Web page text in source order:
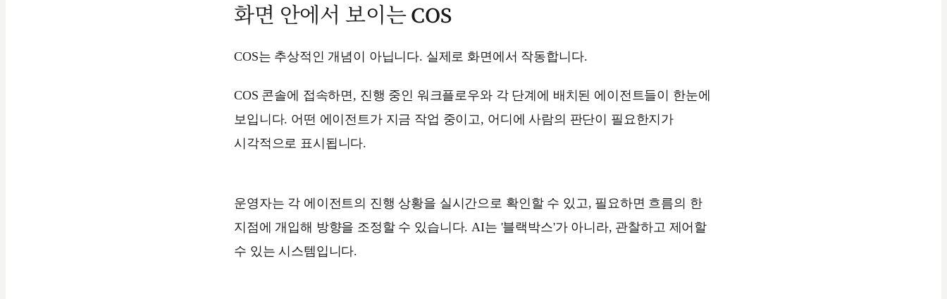
화면 안에서 보이는 COS
COS는 추상적인 개념이 아닙니다. 실제로 화면에서 작동합니다.
COS 콘솔에 접속하면, 진행 중인 워크플로우와 각 단계에 배치된 에이전트들이 한눈에
보입니다. 어떤 에이전트가 지금 작업 중이고, 어디에 사람의 판단이 필요한지가
시각적으로 표시됩니다.
운영자는 각 에이전트의 진행 상황을 실시간으로 확인할 수 있고, 필요하면 흐름의 한
지점에 개입해 방향을 조정할 수 있습니다. AI는 '블랙박스'가 아니라, 관찰하고 제어할
수 있는 시스템입니다.